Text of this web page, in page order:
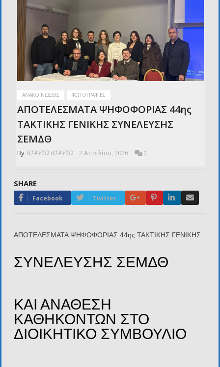
ΑΝΑΚΟΙΝΏΣΕΙΣ ΦΩΤΟΓΡΑΦΊΕΣ
ΑΠΟΤΕΛΕΣΜΑΤΑ ΨΗΦΟΦΟΡΙΑΣ 44ης
ΤΑΚΤΙΚΗΣ ΓΕΝΙΚΗΣ ΣΥΝΕΛΕΥΣΗΣ
ΣΕΜΔΘ
By BTAYTD BTAYTD 2 Απριλίου, 2026 0
SHARE
Facebook Twitter Google+PinterestLinkedIn
ΑΠΟΤΕΛΕΣΜΑΤΑ ΨΗΦΟΦΟΡΙΑΣ 44ης ΤΑΚΤΙΚΗΣ ΓΕΝΙΚΗΣ
ΣΥΝΕΛΕΥΣΗΣ ΣΕΜΔΘ
ΚΑΙ ΑΝΑΘΕΣΗ
ΚΑΘΗΚΟΝΤΩΝ ΣΤΟ
ΔΙΟΙΚΗΤΙΚΟ ΣΥΜΒΟΥΛΙΟ